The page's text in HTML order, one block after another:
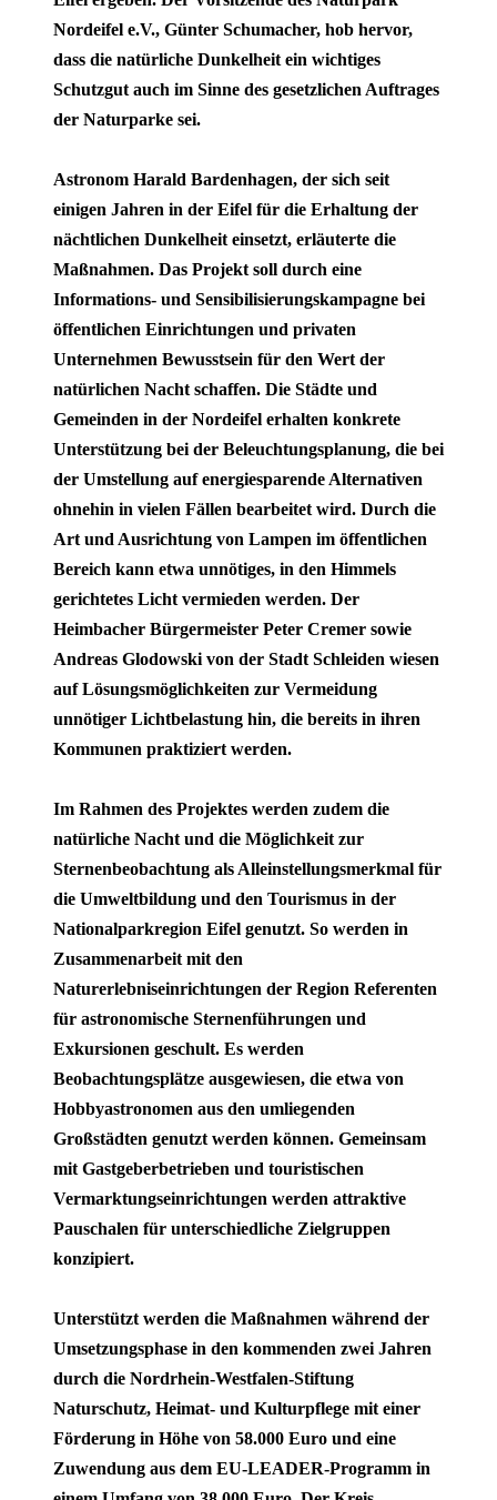
Nordeifel e.V., Günter Schumacher, hob hervor,
dass die natürliche Dunkelheit ein wichtiges
Schutzgut auch im Sinne des gesetzlichen Auftrages
der Naturparke sei.
Astronom Harald Bardenhagen, der sich seit
einigen Jahren in der Eifel für die Erhaltung der
nächtlichen Dunkelheit einsetzt, erläuterte die
Maßnahmen. Das Projekt soll durch eine
Informations- und Sensibilisierungskampagne bei
öffentlichen Einrichtungen und privaten
Unternehmen Bewusstsein für den Wert der
natürlichen Nacht schaffen. Die Städte und
Gemeinden in der Nordeifel erhalten konkrete
Unterstützung bei der Beleuchtungsplanung, die bei
der Umstellung auf energiesparende Alternativen
ohnehin in vielen Fällen bearbeitet wird. Durch die
Art und Ausrichtung von Lampen im öffentlichen
Bereich kann etwa unnötiges, in den Himmels
gerichtetes Licht vermieden werden. Der
Heimbacher Bürgermeister Peter Cremer sowie
Andreas Glodowski von der Stadt Schleiden wiesen
auf Lösungsmöglichkeiten zur Vermeidung
unnötiger Lichtbelastung hin, die bereits in ihren
Kommunen praktiziert werden.
Im Rahmen des Projektes werden zudem die
natürliche Nacht und die Möglichkeit zur
Sternenbeobachtung als Alleinstellungsmerkmal für
die Umweltbildung und den Tourismus in der
Nationalparkregion Eifel genutzt. So werden in
Zusammenarbeit mit den
Naturerlebniseinrichtungen der Region Referenten
für astronomische Sternenführungen und
Exkursionen geschult. Es werden
Beobachtungsplätze ausgewiesen, die etwa von
Hobbyastronomen aus den umliegenden
Großstädten genutzt werden können. Gemeinsam
mit Gastgeberbetrieben und touristischen
Vermarktungseinrichtungen werden attraktive
Pauschalen für unterschiedliche Zielgruppen
konzipiert.
Unterstützt werden die Maßnahmen während der
Umsetzungsphase in den kommenden zwei Jahren
durch die Nordrhein-Westfalen-Stiftung
Naturschutz, Heimat- und Kulturpflege mit einer
Förderung in Höhe von 58.000 Euro und eine
Zuwendung aus dem EU-LEADER-Programm in